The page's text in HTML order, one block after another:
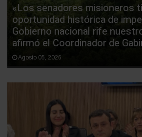
«Los senadores misioneros
oportunidad histórica de
Gobierno nacional rife
afirmó el Coordinador de
Agosto 05, 2026